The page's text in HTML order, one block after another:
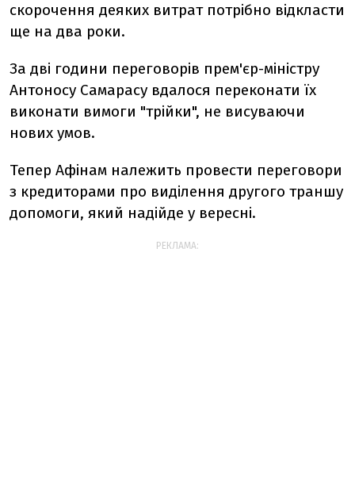
скорочення деяких витрат потрібно відкласти
ще на два роки.
За дві години переговорів прем'єр-міністру
Антоносу Самарасу вдалося переконати їх
виконати вимоги "трійки", не висуваючи
нових умов.
Тепер Афінам належить провести переговори
з кредиторами про виділення другого траншу
допомоги, який надійде у вересні.
РЕКЛАМА: